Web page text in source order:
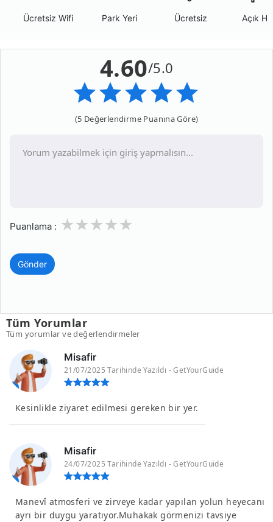
Ücretsiz Wifi Park Yeri Ücretsiz Açık
4.60/5.0
(5 Değerlendirme Puanına Göre)
Puanlama : 3
2
1
Gönder
Tüm Yorumlar
Tüm yorumlar ve değerlendirmeler
Misafir
21/07/2025 Tarihinde Yazıldı - GetYourGuide
Kesinlikle ziyaret edilmesi gereken bir yer.
Misafir
24/07/2025 Tarihinde Yazıldı - GetYourGuide
Manevî atmosferi ve zirveye kadar yapılan yolun heyecanı
ayrı bir duygu yaratıyor.Muhakak görmenizi tavsiye